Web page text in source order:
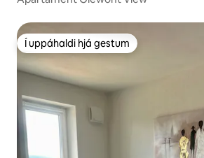
Í uppáhaldi hjá gestum
Í uppáhaldi hjá gestum